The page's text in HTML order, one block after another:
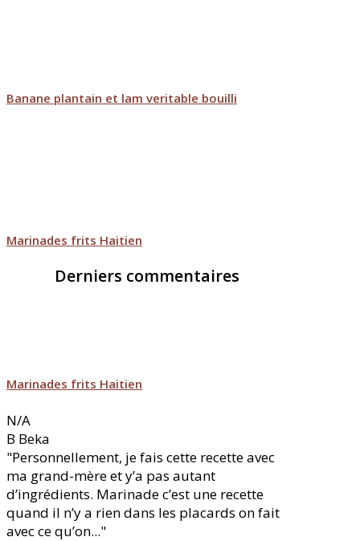
Banane plantain et lam veritable bouilli
Marinades frits Haitien
Derniers commentaires
Marinades frits Haitien
N/A
B Beka
"Personnellement, je fais cette recette avec
ma grand-mère et y’a pas autant
d’ingrédients. Marinade c’est une recette
quand il n’y a rien dans les placards on fait
avec ce qu’on..."